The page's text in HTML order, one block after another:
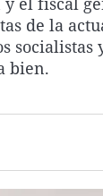
de la
socialistas
bien.